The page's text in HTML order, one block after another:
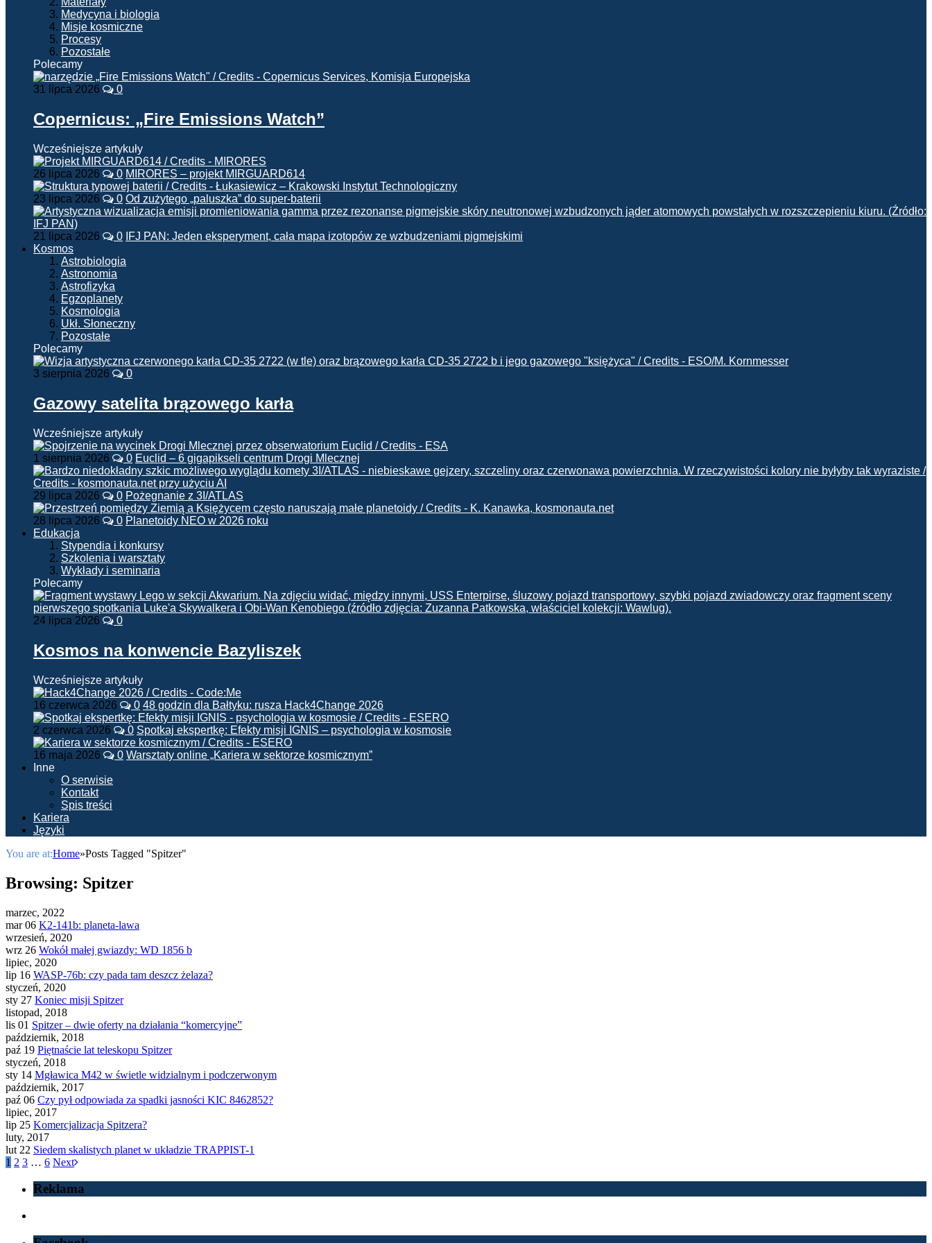
Medycyna i biologia
Misje kosmiczne
Procesy
Pozostałe
Polecamy
31 lipca 2026 0
Copernicus: „Fire Emissions Watch”
Wcześniejsze artykuły
26 lipca 2026 0 MIRORES – projekt MIRGUARD614
23 lipca 2026 0 Od zużytego „paluszka” do super-baterii
21 lipca 2026 0 IFJ PAN: Jeden eksperyment, cała mapa izotopów ze wzbudzeniami pigmejskimi
Kosmos
Astrobiologia
Astronomia
Astrofizyka
Egzoplanety
Kosmologia
Ukł. Słoneczny
Pozostałe
Polecamy
3 sierpnia 2026 0
Gazowy satelita brązowego karła
Wcześniejsze artykuły
1 sierpnia 2026 0 Euclid – 6 gigapikseli centrum Drogi Mlecznej
29 lipca 2026 0 Pożegnanie z 3I/ATLAS
28 lipca 2026 0 Planetoidy NEO w 2026 roku
Edukacja
Stypendia i konkursy
Szkolenia i warsztaty
Wykłady i seminaria
Polecamy
24 lipca 2026 0
Kosmos na konwencie Bazyliszek
Wcześniejsze artykuły
16 czerwca 2026 0 48 godzin dla Bałtyku: rusza Hack4Change 2026
2 czerwca 2026 0 Spotkaj ekspertkę: Efekty misji IGNIS – psychologia w kosmosie
16 maja 2026 0 Warsztaty online „Kariera w sektorze kosmicznym”
Inne
O serwisie
Kontakt
Spis treści
Kariera
Języki
You are at:Home»Posts Tagged "Spitzer"
Browsing: Spitzer
marzec, 2022
mar 06 K2-141b: planeta-lawa
wrzesień, 2020
wrz 26 Wokół małej gwiazdy: WD 1856 b
lipiec, 2020
lip 16 WASP-76b: czy pada tam deszcz żelaza?
styczeń, 2020
sty 27 Koniec misji Spitzer
listopad, 2018
lis 01 Spitzer – dwie oferty na działania “komercyjne”
październik, 2018
paź 19 Piętnaście lat teleskopu Spitzer
styczeń, 2018
sty 14 Mgławica M42 w świetle widzialnym i podczerwonym
październik, 2017
paź 06 Czy pył odpowiada za spadki jasności KIC 8462852?
lipiec, 2017
lip 25 Komercjalizacja Spitzera?
luty, 2017
lut 22 Siedem skalistych planet w układzie TRAPPIST-1
1 2 3 … 6 Next
Reklama